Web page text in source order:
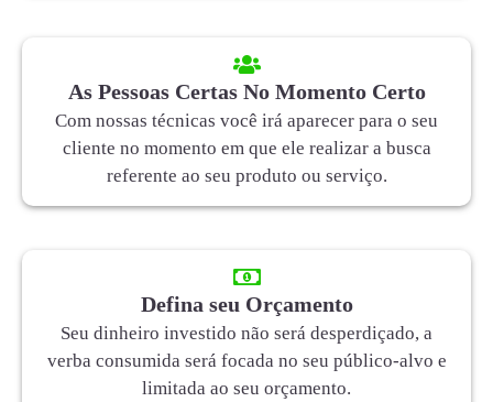
As Pessoas Certas No Momento Certo
Com nossas técnicas você irá aparecer para o seu
cliente no momento em que ele realizar a busca
referente ao seu produto ou serviço.
Defina seu Orçamento
Seu dinheiro investido não será desperdiçado, a
verba consumida será focada no seu público-alvo e
limitada ao seu orçamento.